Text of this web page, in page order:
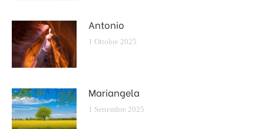
Antonio
1 Ottobre 2025
Mariangela
1 Settembre 2025